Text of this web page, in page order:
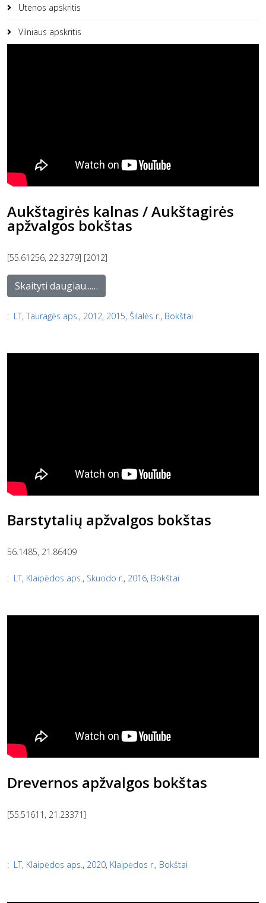
Utenos apskritis
Vilniaus apskritis
Aukštagirės kalnas / Aukštagirės
apžvalgos bokštas
[55.61256, 22.3279] [2012]
Skaityti daugiau...…
: LT, Tauragės aps. , 2012, 2015, Šilalės r., Bokštai
Barstytalių apžvalgos bokštas
56.1485, 21.86409
: LT, Klaipėdos aps., Skuodo r., 2016, Bokštai
Drevernos apžvalgos bokštas
[55.51611, 21.23371]
: LT, Klaipėdos aps. , 2020, Klaipėdos r., Bokštai